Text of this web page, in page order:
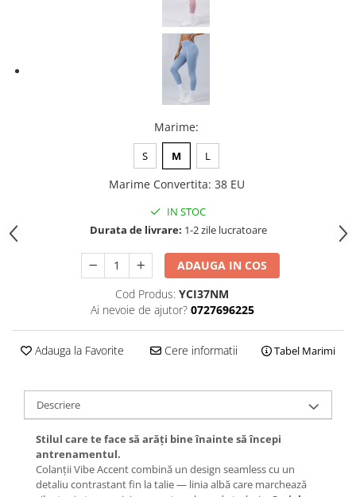
Marime:
S M L
Marime Convertita: 38 EU
IN STOC
Durata de livrare: 1-2 zile lucratoare
ADAUGA IN COS
Cod Produs: YCI37NM
Ai nevoie de ajutor? 0727696225
Adauga la Favorite Cere informatii Tabel Marimi
Descriere
Stilul care te face să arăți bine înainte să începi
antrenamentul.
Colanții Vibe Accent combină un design seamless cu un
detaliu contrastant fin la talie — linia albă care marchează